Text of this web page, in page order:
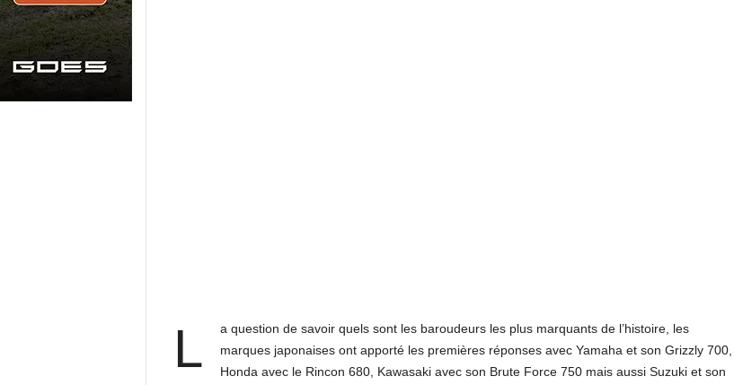
l
a question de savoir quels sont les baroudeurs les plus marquants de l’histoire, les
marques japonaises ont apporté les premières réponses avec Yamaha et son Grizzly 700,
Honda avec le Rincon 680, Kawasaki avec son Brute Force 750 mais aussi Suzuki et son